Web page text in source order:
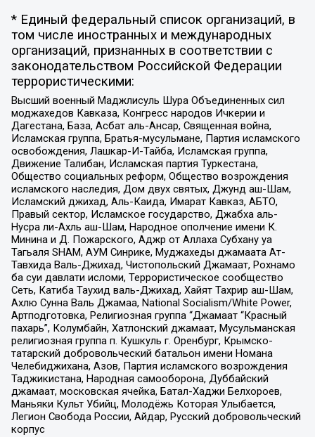
* Единый федеральный список организаций, в
том числе иностранных и международных
организаций, признанных в соответствии с
законодательством Российской Федерации
террористическими:
Высший военный Маджлисуль Шура Объединенных сил
моджахедов Кавказа, Конгресс народов Ичкерии и
Дагестана, База, Асбат аль-Ансар, Священная война,
Исламская группа, Братья-мусульмане, Партия исламского
освобождения, Лашкар-И-Тайба, Исламская группа,
Движение Талибан, Исламская партия Туркестана,
Общество социальных реформ, Общество возрождения
исламского наследия, Дом двух святых, Джунд аш-Шам,
Исламский джихад, Аль-Каида, Имарат Кавказ, АБТО,
Правый сектор, Исламское государство, Джабха аль-
Нусра ли-Ахль аш-Шам, Народное ополчение имени К.
Минина и Д. Пожарского, Аджр от Аллаха Субхану уа
Тагьаля SHAM, АУМ Синрике, Муджахеды джамаата Ат-
Тавхида Валь-Джихад, Чистопольский Джамаат, Рохнамо
ба суи давлати исломи, Террористическое сообщество
Сеть, Катиба Таухид валь-Джихад, Хайят Тахрир аш-Шам,
Ахлю Сунна Валь Джамаа, National Socialism/White Power,
Артподготовка, Религиозная группа “Джамаат “Красный
пахарь”, Колумбайн, Хатлонский джамаат, Мусульманская
религиозная группа п. Кушкуль г. Оренбург, Крымско-
татарский добровольческий батальон имени Номана
Челебиджихана, Азов, Партия исламского возрождения
Таджикистана, Народная самооборона, Дуббайский
джамаат, московская ячейка, Батал-Хаджи Белхороев,
Маньяки Культ Убийц, Молодёжь Которая Улыбается,
Легион Свобода России, Айдар, Русский добровольческий
корпус